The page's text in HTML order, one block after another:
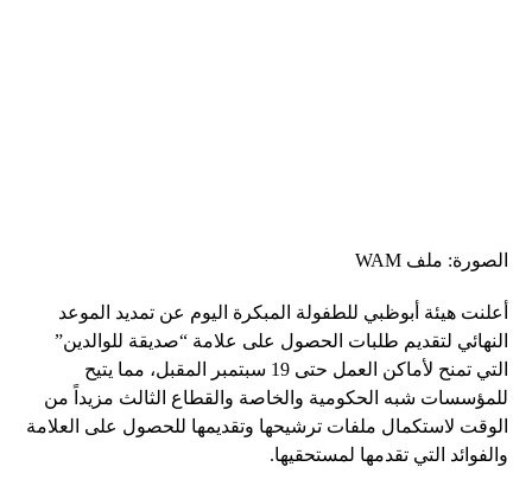
الصورة: ملف WAM
أعلنت هيئة أبوظبي للطفولة المبكرة اليوم عن تمديد الموعد
النهائي لتقديم طلبات الحصول على علامة “صديقة للوالدين”
التي تمنح لأماكن العمل حتى 19 سبتمبر المقبل، مما يتيح
للمؤسسات شبه الحكومية والخاصة والقطاع الثالث مزيداً من
الوقت لاستكمال ملفات ترشيحها وتقديمها للحصول على العلامة
والفوائد التي تقدمها لمستحقيها.